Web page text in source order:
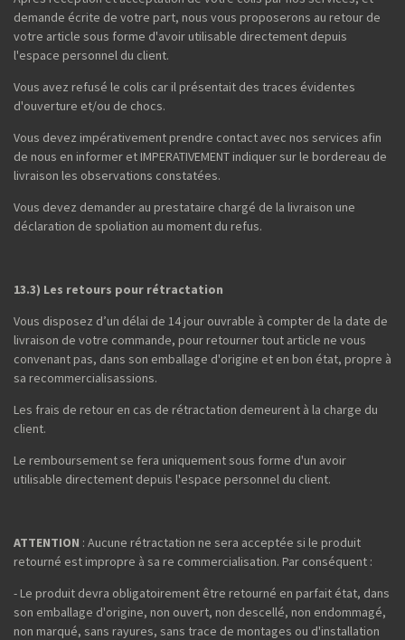
demande écrite de votre part, nous vous proposerons au retour de
votre article sous forme d'avoir utilisable directement depuis
l'espace personnel du client.
Vous avez refusé le colis car il présentait des traces évidentes
d'ouverture et/ou de chocs.
Vous devez impérativement prendre contact avec nos services afin
de nous en informer et IMPERATIVEMENT indiquer sur le bordereau de
livraison les observations constatées.
Vous devez demander au prestataire chargé de la livraison une
déclaration de spoliation au moment du refus.
13.3) Les retours pour rétractation
Vous disposez d’un délai de 14 jour ouvrable à compter de la date de
livraison de votre commande, pour retourner tout article ne vous
convenant pas, dans son emballage d'origine et en bon état, propre à
sa recommercialisassions.
Les frais de retour en cas de rétractation demeurent à la charge du
client.
Le remboursement se fera uniquement sous forme d'un avoir
utilisable directement depuis l'espace personnel du client.
ATTENTION : Aucune rétractation ne sera acceptée si le produit
retourné est impropre à sa re commercialisation. Par conséquent :
- Le produit devra obligatoirement être retourné en parfait état, dans
son emballage d'origine, non ouvert, non descellé, non endommagé,
non marqué, sans rayures, sans trace de montages ou d'installation